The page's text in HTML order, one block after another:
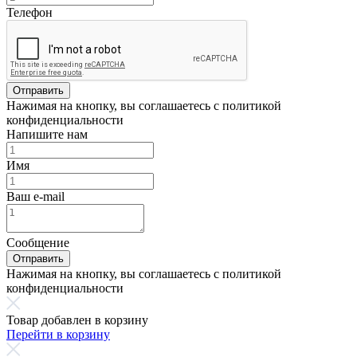
Телефон
Отправить
Нажимая на кнопку, вы соглашаетесь с политикой
конфиденциальности
Напишите нам
Имя
Ваш e-mail
Сообщение
Отправить
Нажимая на кнопку, вы соглашаетесь с политикой
конфиденциальности
Товар добавлен в корзину
Перейти в корзину